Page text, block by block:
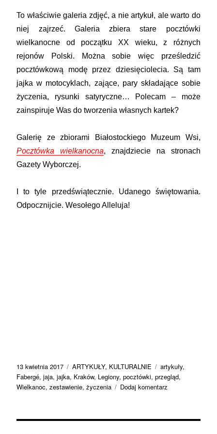
To właściwie galeria zdjęć, a nie artykuł, ale warto do
niej zajrzeć. Galeria zbiera stare pocztówki
wielkanocne od początku XX wieku, z różnych
rejonów Polski. Można sobie więc prześledzić
pocztówkową modę przez dziesięciolecia. Są tam
jajka w motocyklach, zające, pary składające sobie
życzenia, rysunki satyryczne… Polecam – może
zainspiruje Was do tworzenia własnych kartek?
Galerię ze zbiorami Białostockiego Muzeum Wsi,
Pocztówka wielkanocna, znajdziecie na stronach
Gazety Wyborczej.
I to tyle przedświątecznie. Udanego świętowania.
Odpocznijcie. Wesołego Alleluja!
Data
publikacji
13 kwietnia 2017 Kategorie
ARTYKUŁY, KULTURALNIE Tagi
artykuły,
Fabergé,jaja,jajka, Kraków, Legiony,pocztówki,przegląd,
Wielkanoc,zestawienie,życzenia Dodaj komentarz